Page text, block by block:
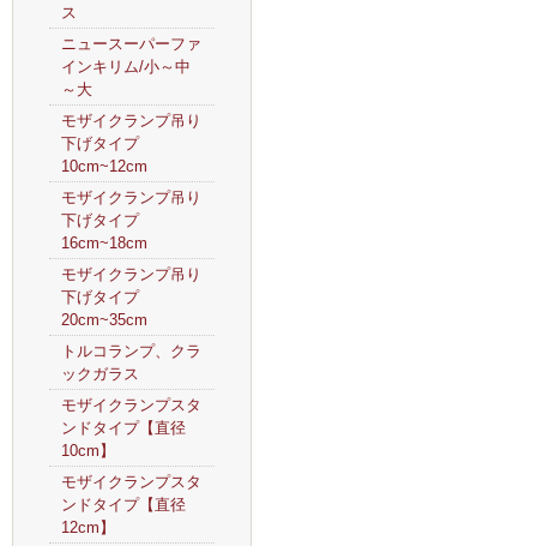
ス
ニュースーパーファ
インキリム/小～中
～大
モザイクランプ吊り
下げタイプ
10cm~12cm
モザイクランプ吊り
下げタイプ
16cm~18cm
モザイクランプ吊り
下げタイプ
20cm~35cm
トルコランプ、クラ
ックガラス
モザイクランプスタ
ンドタイプ【直径
10cm】
モザイクランプスタ
ンドタイプ【直径
12cm】